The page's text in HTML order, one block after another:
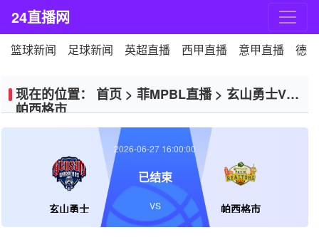
24直播网
篮球新闻 足球新闻 英超直播 西甲直播 意甲直播 德
现在的位置： 首页 > 菲MPBL直播> 玄山勇士VS
帕西格市
玄山勇士 帕西格市
2026-06-27 16:00:00
已结束
VS